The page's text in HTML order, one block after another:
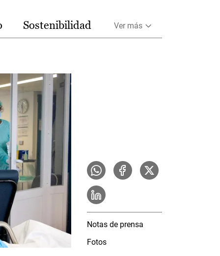
Sostenibilidad Ver más
Notas de prensa
Fotos